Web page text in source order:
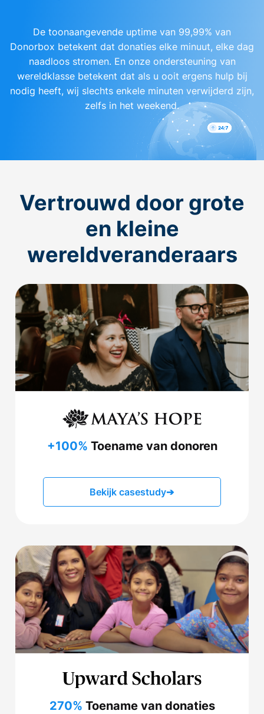
De toonaangevende uptime van 99,99% van
Donorbox betekent dat donaties elke minuut, elke dag
naadloos stromen. En onze ondersteuning van
wereldklasse betekent dat als u ooit ergens hulp bij
nodig heeft, wij slechts enkele minuten verwijderd zijn,
zelfs in het weekend.
Vertrouwd door grote
en kleine
wereldveranderaars
+100% Toename van donoren
Bekijk casestudy➔
270% Toename van donaties